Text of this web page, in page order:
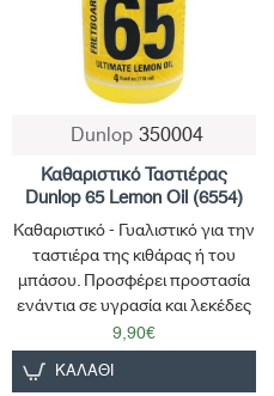
Dunlop350004
Καθαριστικό Ταστιέρας
Dunlop 65 Lemon Oil (6554)
Καθαριστικό - Γυαλιστικό για την
ταστιέρα της κιθάρας ή του
μπάσου. Προσφέρει προστασία
ενάντια σε υγρασία και λεκέδες
9,90€
ΚΑΛΆΘΙ